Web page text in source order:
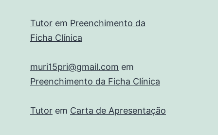
Tutor em Preenchimento da
Ficha Clínica
muri15pri@gmail.com em
Preenchimento da Ficha Clínica
Tutor em Carta de Apresentação